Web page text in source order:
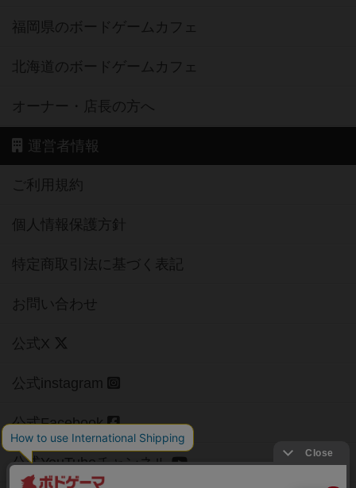
福岡県のボードゲームカフェ
北海道のボードゲームカフェ
オーナー・店長の方へ
運営者情報
ご利用規約
個人情報保護方針
特定商取引法に基づく表記
お問い合わせ
公式X
公式instagram
公式Facebook
公式YouTubeチャンネル